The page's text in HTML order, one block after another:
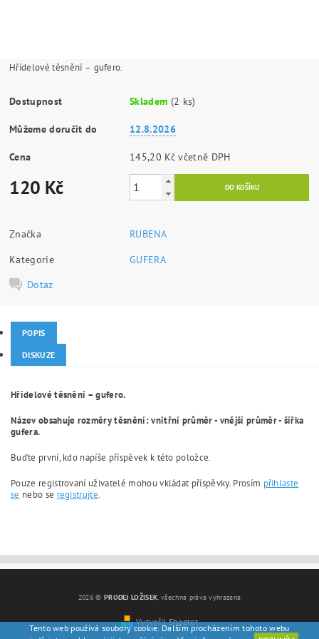
Hřídelové těsnění – gufero.
Dostupnost Skladem (2 ks)
Můžeme doručit do 12.8.2026
Cena 145,20 Kč včetně DPH
120 Kč
Značka
RUBENA
Kategorie
GUFERA
Dotaz
POPIS
DISKUZE
Hřídelové těsnění – gufero.
Název obsahuje rozměry těsnění: vnitřní průměr - vnější průměr - šířka
gufera.
Buďte první, kdo napíše příspěvek k této položce.
Pouze registrovaní uživatelé mohou vkládat příspěvky. Prosím přihlaste
se nebo se registrujte.
2026 © PRODEJ LOŽISEK, všechna práva vyhrazena
Vytvořil Shoptet
Tento web používá soubory cookie. Dalším procházením tohoto webu